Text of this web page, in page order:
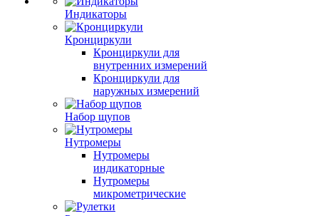
Индикаторы
Кронциркули
Кронциркули для
внутренних измерений
Кронциркули для
наружных измерений
Набор щупов
Нутромеры
Нутромеры
индикаторные
Нутромеры
микрометрические